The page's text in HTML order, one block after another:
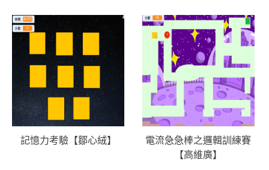
記憶力考驗【鄒心絨】
電流急急棒之邏輯訓練賽
【高維廣】